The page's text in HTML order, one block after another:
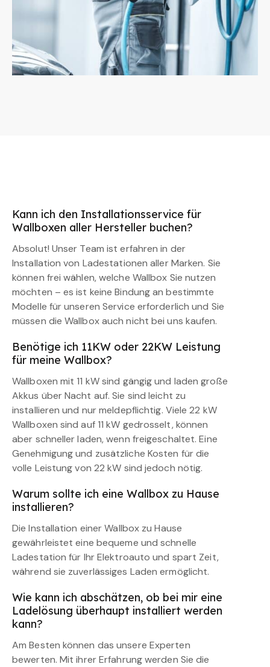
Kann ich den Installationsservice für
Wallboxen aller Hersteller buchen?
Absolut! Unser Team ist erfahren in der
Installation von Ladestationen aller Marken. Sie
können frei wählen, welche Wallbox Sie nutzen
möchten – es ist keine Bindung an bestimmte
Modelle für unseren Service erforderlich und Sie
müssen die Wallbox auch nicht bei uns kaufen.
Benötige ich 11KW oder 22KW Leistung
für meine Wallbox?
Wallboxen mit 11 kW sind gängig und laden große
Akkus über Nacht auf. Sie sind leicht zu
installieren und nur meldepflichtig. Viele 22 kW
Wallboxen sind auf 11 kW gedrosselt, können
aber schneller laden, wenn freigeschaltet. Eine
Genehmigung und zusätzliche Kosten für die
volle Leistung von 22 kW sind jedoch nötig.
Warum sollte ich eine Wallbox zu Hause
installieren?
Die Installation einer Wallbox zu Hause
gewährleistet eine bequeme und schnelle
Ladestation für Ihr Elektroauto und spart Zeit,
während sie zuverlässiges Laden ermöglicht.
Wie kann ich abschätzen, ob bei mir eine
Ladelösung überhaupt installiert werden
kann?
Am Besten können das unsere Experten
bewerten. Mit ihrer Erfahrung werden Sie die